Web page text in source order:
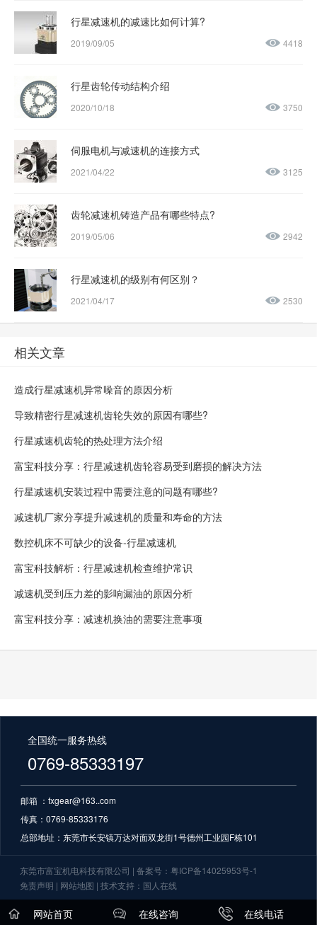
行星减速机的减速比如何计算?
2019/09/05 4418
行星齿轮传动结构介绍
2020/10/18 3750
伺服电机与减速机的连接方式
2021/04/22 3125
齿轮减速机铸造产品有哪些特点?
2019/05/06 2942
行星减速机的级别有何区别？
2021/04/17 2530
相关文章
造成行星减速机异常噪音的原因分析
导致精密行星减速机齿轮失效的原因有哪些?
行星减速机齿轮的热处理方法介绍
富宝科技分享：行星减速机齿轮容易受到磨损的解决方法
行星减速机安装过程中需要注意的问题有哪些?
减速机厂家分享提升减速机的质量和寿命的方法
数控机床不可缺少的设备-行星减速机
富宝科技解析：行星减速机检查维护常识
减速机受到压力差的影响漏油的原因分析
富宝科技分享：减速机换油的需要注意事项
全国统一服务热线
0769-85333197
邮箱 ：fxgear@163..com
传真：0769-85333176
总部地址：东莞市长安镇万达对面双龙街1号德州工业园F栋101
东莞市富宝机电科技有限公司 | 备案号： 粤ICP备14025953号-1
免责声明 | 网站地图 | 技术支持： 国人在线
网站首页 在线咨询 在线电话